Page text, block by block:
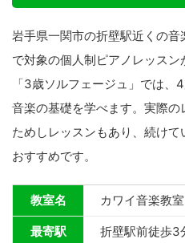
岩手県一関市の折壁駅近くの
で対象の個人制ピアノレッス
「3歳ソルフェージュ」では
音楽の基礎を学べます。実際
ためしレッスンもあり、続け
おすすめです。
教室名 カワイ音楽教
最寄駅 折壁駅前徒歩3